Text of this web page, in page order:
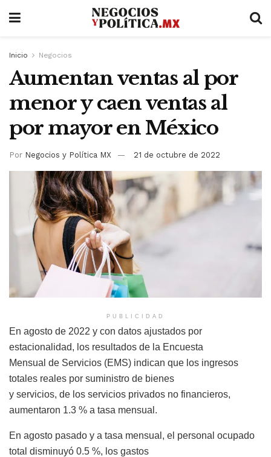
Inicio Negocios
Aumentan ventas al por
menor y caen ventas al
por mayor en México
Por Negocios y Política MX 21 de octubre de 2022
PUBLICIDAD
En agosto de 2022 y con datos ajustados por
estacionalidad, los resultados de la Encuesta
Mensual de Servicios (EMS) indican que los ingresos
totales reales por suministro de bienes
y servicios, de los servicios privados no financieros,
aumentaron 1.3 % a tasa mensual.
En agosto pasado y a tasa mensual, el personal ocupado
total disminuyó 0.5 %, los gastos